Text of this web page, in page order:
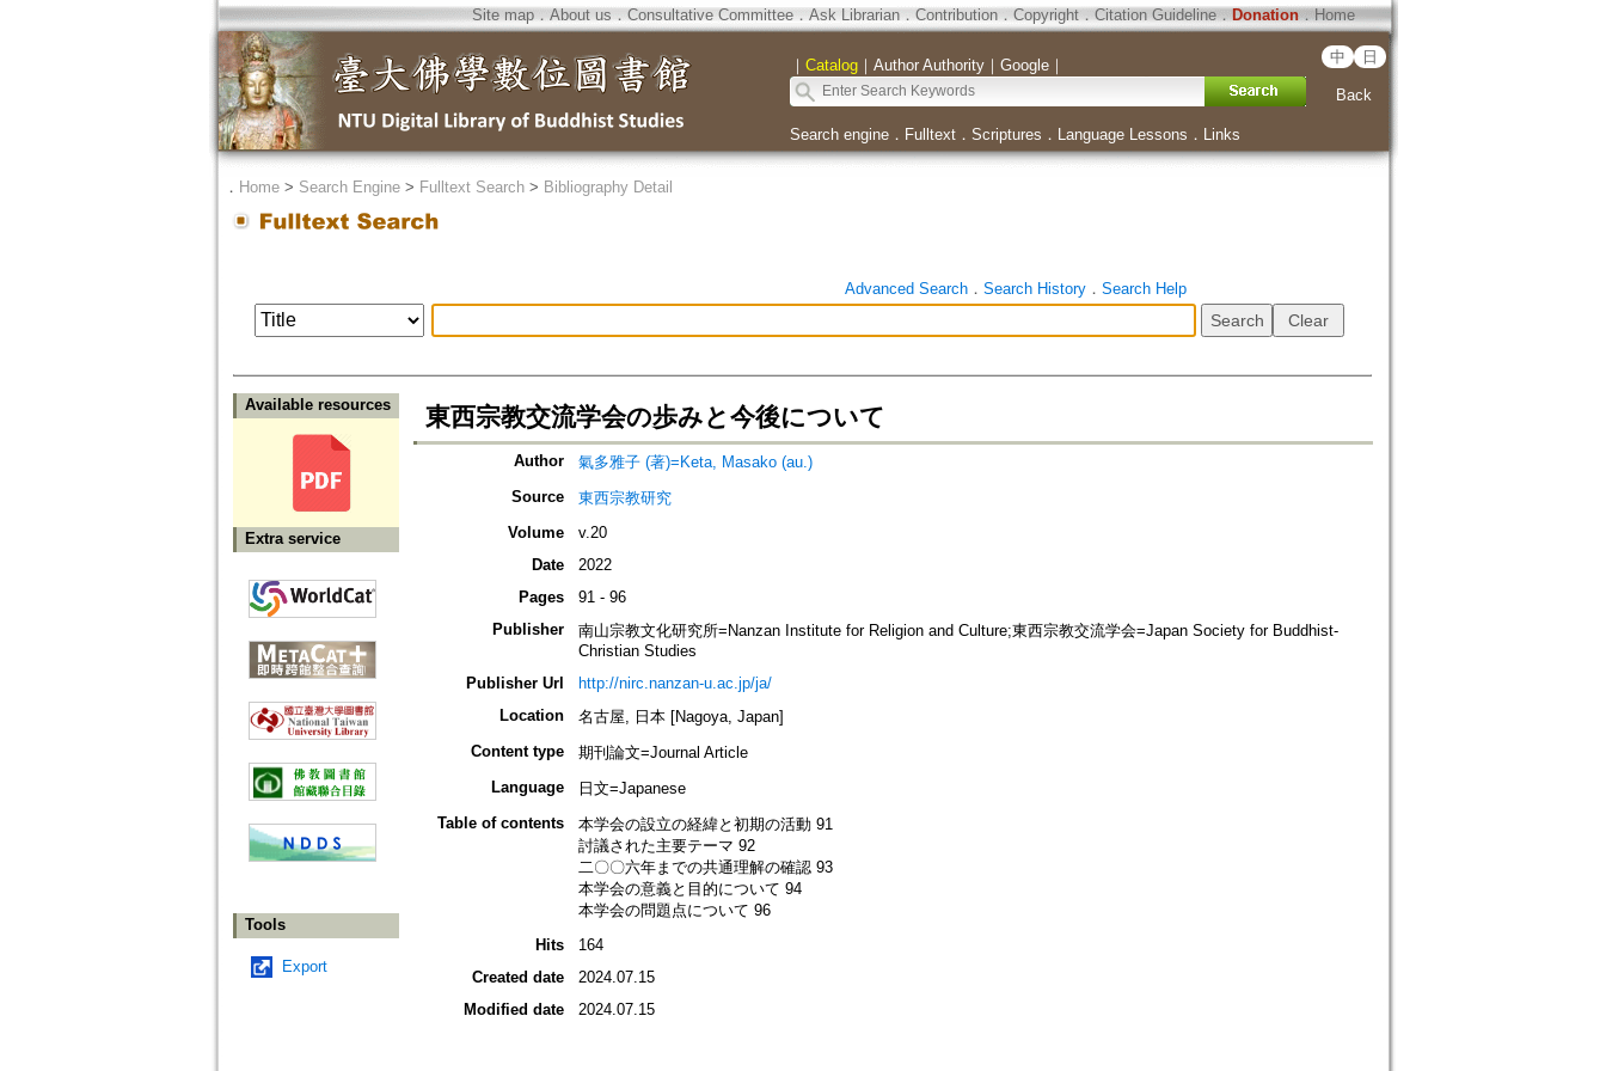
Site map．About us ． Consultative Committee． Ask Librarian． Contribution．Copyright．Citation Guideline． Donation．Home
｜ Catalog｜ Author Authority｜ Google｜ 中 日
Back
Search engine． Fulltext． Scriptures ． Language Lessons ． Links
． Home> Search Engine> Fulltext Search> Bibliography Detail
Advanced Search． Search History． Search Help
Available resources
Extra service
Tools
Export
東西宗教交流学会の歩みと今後について
Author
氣多雅子 (著)=Keta, Masako (au.)
Source
東西宗教研究
Volume
v.20
Date
2022
Pages
91 - 96
Publisher
南山宗教文化研究所=Nanzan Institute for Religion and Culture;東西宗教交流学会=Japan Society for Buddhist-
Christian Studies
Publisher Url
http://nirc.nanzan-u.ac.jp/ja/
Location
名古屋, 日本 [Nagoya, Japan]
Content type
期刊論文=Journal Article
Language
日文=Japanese
Table of contents
本学会の設立の経緯と初期の活動 91
討議された主要テーマ 92
二〇〇六年までの共通理解の確認 93
本学会の意義と目的について 94
本学会の問題点について 96
Hits
164
Created date
2024.07.15
Modified date
2024.07.15